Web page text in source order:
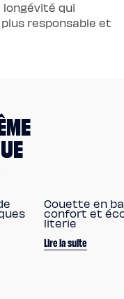
longévité qui
responsable et
Couette en
confort et
literie
Lire la suite